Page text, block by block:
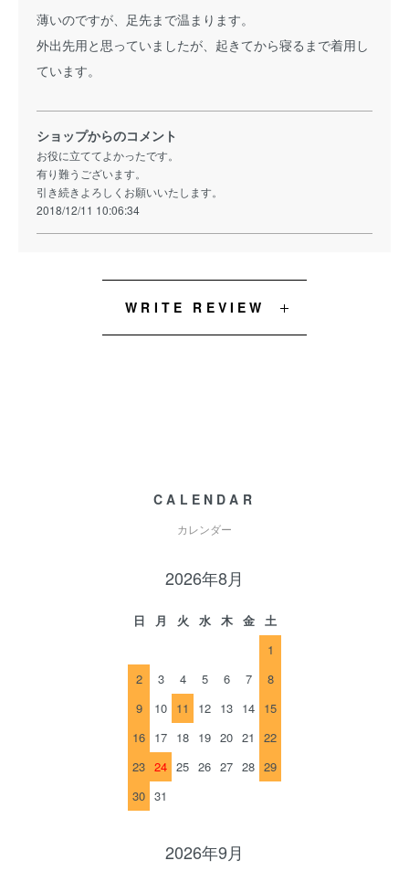
薄いのですが、足先まで温まります。
外出先用と思っていましたが、起きてから寝るまで着用し
ています。
ショップからのコメント
お役に立ててよかったです。
有り難うございます。
引き続きよろしくお願いいたします。
2018/12/11 10:06:34
WRITE REVIEW
CALENDAR
カレンダー
2026年8月
日 月 火 水 木 金
土
1
2
3 4 5 6 7
8
9
10 11 12 13 14 15
16 17 18 19 20 21
22
23 24 25 26 27 28 29
30 31
2026年9月